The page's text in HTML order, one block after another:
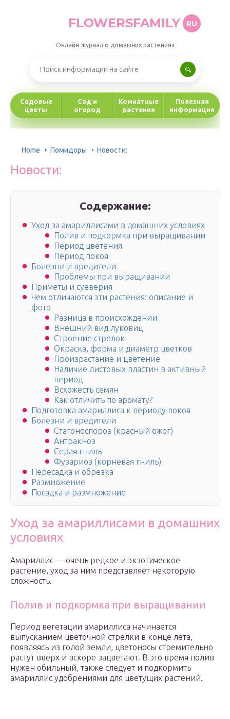
FLOWERSFAMILY RU
Онлайн-журнал о домашних растениях
Садовые
цветы
Сад и
огород
Комнатные
растения
Полезная
информация
Home Помидоры Новости:
Новости:
Содержание:
Уход за амариллисами в домашних условиях
Полив и подкормка при выращивании
Период цветения
Период покоя
Болезни и вредители
Проблемы при выращивании
Приметы и суеверия
Чем отличаются эти растения: описание и
фото
Разница в происхождении
Внешний вид луковиц
Строение стрелок
Окраска, форма и диаметр цветков
Произрастание и цветение
Наличие листовых пластин в активный
период
Всхожесть семян
Как отличить по аромату?
Подготовка амариллиса к периоду покоя
Болезни и вредители
Стагоноспороз (красный ожог)
Антракноз
Серая гниль
Фузариоз (корневая гниль)
Пересадка и обрезка
Размножение
Посадка и размножение
Уход за амариллисами в домашних
условиях
Амариллис — очень редкое и экзотическое
растение, уход за ним представляет некоторую
сложность.
Полив и подкормка при выращивании
Период вегетации амариллиса начинается
выпусканием цветочной стрелки в конце лета,
появляясь из голой земли, цветоносы стремительно
растут вверх и вскоре зацветают. В это время полив
нужен обильный, также следует и подкормить
амариллис удобрениями для цветущих растений.